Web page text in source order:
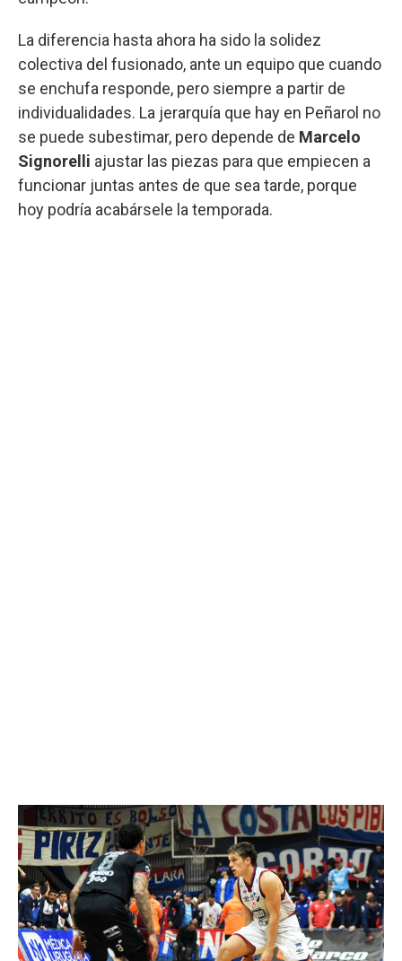
La diferencia hasta ahora ha sido la solidez
colectiva del fusionado, ante un equipo que cuando
se enchufa responde, pero siempre a partir de
individualidades. La jerarquía que hay en Peñarol no
se puede subestimar, pero depende de Marcelo
Signorelli ajustar las piezas para que empiecen a
funcionar juntas antes de que sea tarde, porque
hoy podría acabársele la temporada.